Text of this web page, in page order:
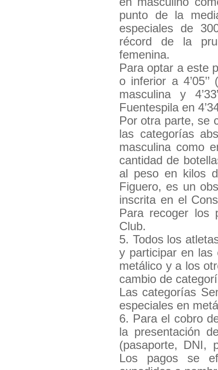
punto de la
especiales de
récord de la
femenina.
Para optar a este
o inferior a
masculina y
Fuentespila en
Por otra parte, se
las categorías
masculina como
cantidad de
al peso en kilos
Figuero, es un
inscrita en el
Para recoger los
Club.
5. Todos los
y participar en las
metálico y a los
cambio de
Las categorías
especiales en
6. Para el cobro
la presentación
(pasaporte, DNI,
Los pagos se